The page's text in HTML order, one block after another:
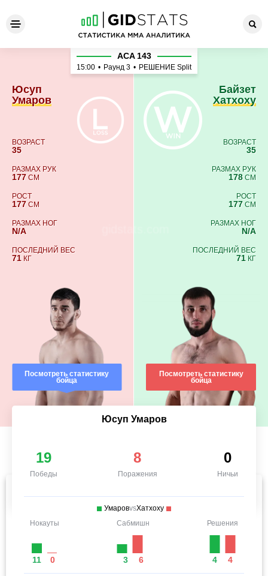
Юсуп Умаров - Байзет
Юсуп
Умаров
ВОЗРАСТ
35
РАЗМАХ РУК
177 СМ
РОСТ
177 СМ
РАЗМАХ НОГ
N/A
ПОСЛЕДНИЙ ВЕС
71 КГ
Посмотреть статистику
бойца
ACA 143
15:00 • Раунд 3 • РЕШЕНИЕ Split
Байзет
Хатхоху
ВОЗРАСТ
35
РАЗМАХ РУК
178 СМ
РОСТ
177 СМ
РАЗМАХ НОГ
N/A
ПОСЛЕДНИЙ ВЕС
71 КГ
Посмотреть статистику
бойца
Юсуп Умаров
19
Победы
8
Поражения
0
Ничьи
УмаровvsХатхоху
Нокауты
11 0
Сабмишн
3 6
Решения
4 4